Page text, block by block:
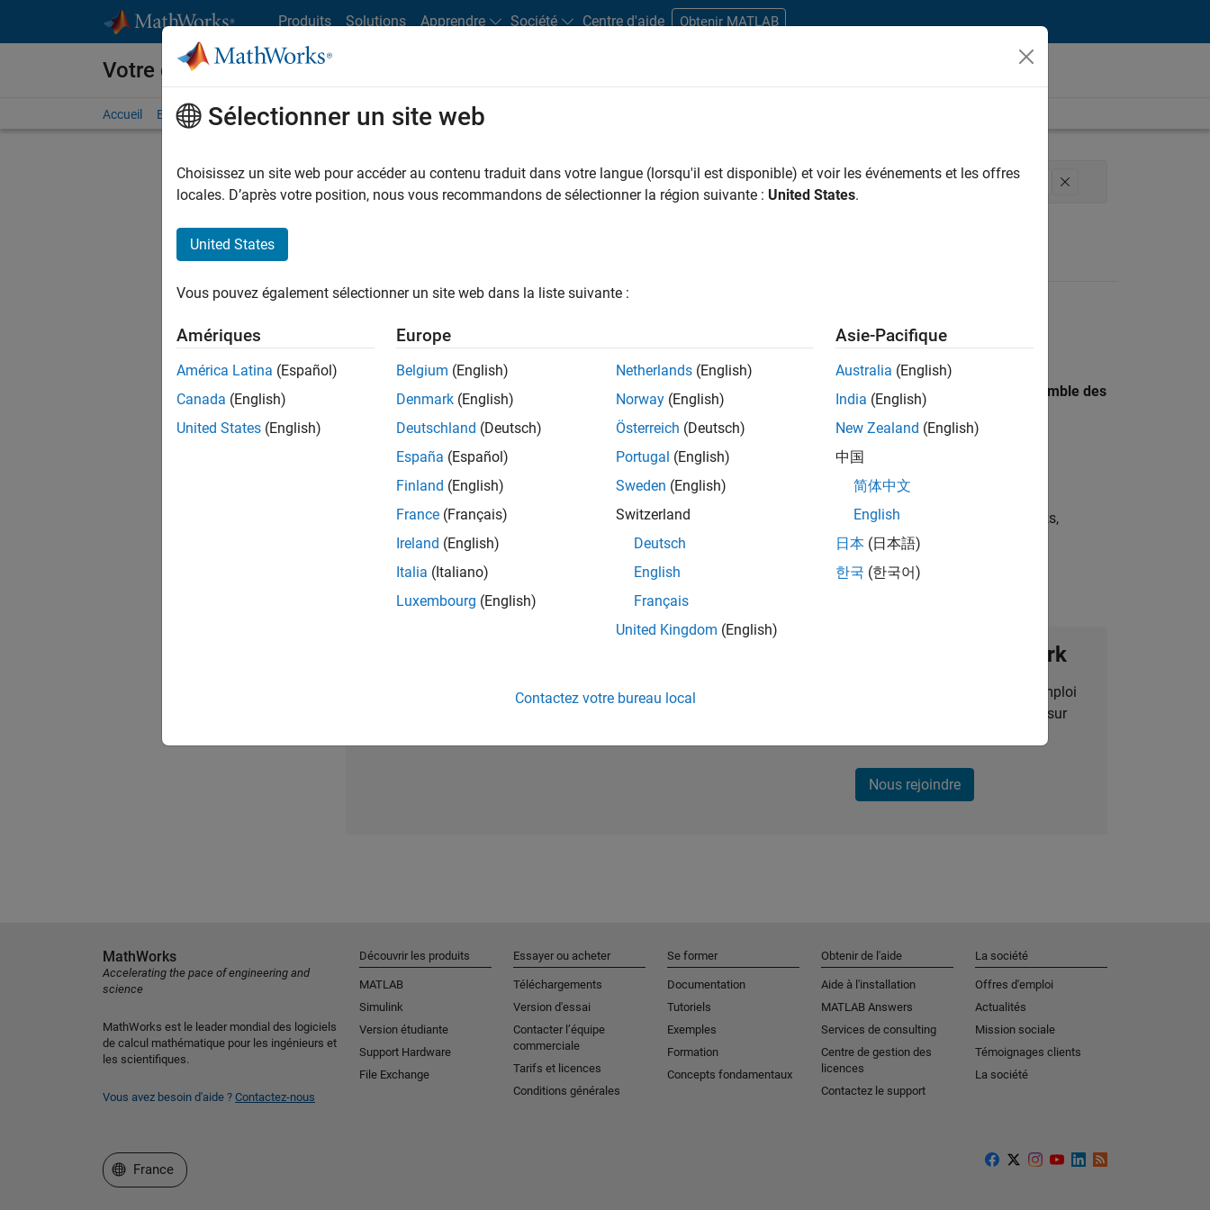
Produits Solutions Apprendre Société Centre d'aide Obtenir MATLAB
Votre carrière chez MathWorks
Accueil Explorer nos opportunités Adresses de nos bureaux Étudiants et carrières
FILTRER PAR Gestion des programmes Ingénierie de la qualité Ingénierie des versions Applications et services web
Les descriptions de poste n’ont pas toutes été traduites. Effectuez une recherche par lieu pour trouver l’ensemble des
opportunités de votre région.
Senior Software Quality Engineer
Senior Software Quality Engineer
FR-Meudon| Ingénierie de la qualité | Expérimenté(e)
Leverage your C/C++ development skills to design and develop test strategies, scalable test frameworks,
automated test suites, Hands-on testing for Polyspace.
Rejoignez notre Talent Network
Recevez des alertes pour des opportunités d'emploi
personnalisées, des articles et des actualités sur
Nous rejoindre
Sélectionner un site web
Choisissez un site web pour accéder au contenu traduit dans votre langue (lorsqu'il est disponible) et voir les événements et les offres
locales. D’après votre position, nous vous recommandons de sélectionner la région suivante : United States.
United States
Vous pouvez également sélectionner un site web dans la liste suivante :
Amériques
América Latina (Español)
Canada (English)
United States (English)
Europe
Belgium (English)
Denmark (English)
Deutschland (Deutsch)
España (Español)
Finland (English)
France (Français)
Ireland (English)
Italia (Italiano)
Luxembourg (English)
Netherlands (English)
Norway (English)
Österreich (Deutsch)
Portugal (English)
Sweden (English)
Switzerland
Deutsch
English
Français
United Kingdom (English)
Asie-Pacifique
Australia (English)
India (English)
New Zealand (English)
中国
简体中文
English
日本 (日本語)
한국 (한국어)
Contactez votre bureau local
MathWorks
Accelerating the pace of engineering and
science
MathWorks est le leader mondial des logiciels
de calcul mathématique pour les ingénieurs et
les scientifiques.
Vous avez besoin d'aide ? Contactez-nous
Découvrir les produits
MATLAB
Simulink
Version étudiante
Support Hardware
File Exchange
Essayer ou acheter
Téléchargements
Version d'essai
Contacter l’équipe
commerciale
Tarifs et licences
Conditions générales
Se former
Documentation
Tutoriels
Exemples
Formation
Concepts fondamentaux
Obtenir de l'aide
Aide à l'installation
MATLAB Answers
Services de consulting
Centre de gestion des
licences
Contactez le support
La société
Offres d'emploi
Actualités
Mission sociale
Témoignages clients
La société
Sélectionner un site web
France